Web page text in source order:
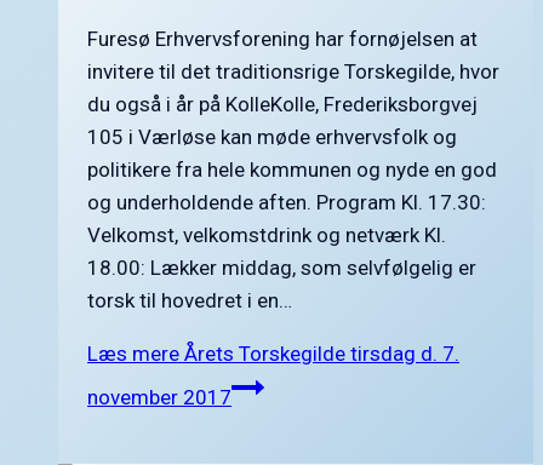
Furesø Erhvervsforening har fornøjelsen at
invitere til det traditionsrige Torskegilde, hvor
du også i år på KolleKolle, Frederiksborgvej
105 i Værløse kan møde erhvervsfolk og
politikere fra hele kommunen og nyde en god
og underholdende aften. Program Kl. 17.30:
Velkomst, velkomstdrink og netværk Kl.
18.00: Lækker middag, som selvfølgelig er
torsk til hovedret i en…
Læs mere Årets Torskegilde tirsdag d. 7.
november 2017